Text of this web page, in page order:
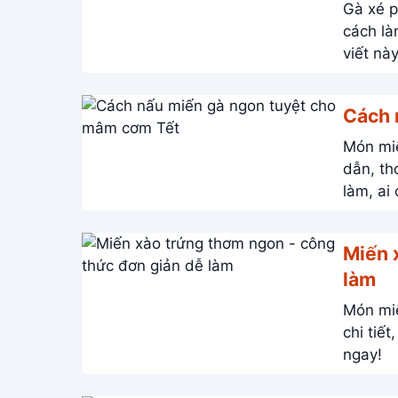
Gà xé
cách
Cách
Món
dẫn, thơm
làm, ai
Miến
làm
Món
chi tiết, hướng
ngay!